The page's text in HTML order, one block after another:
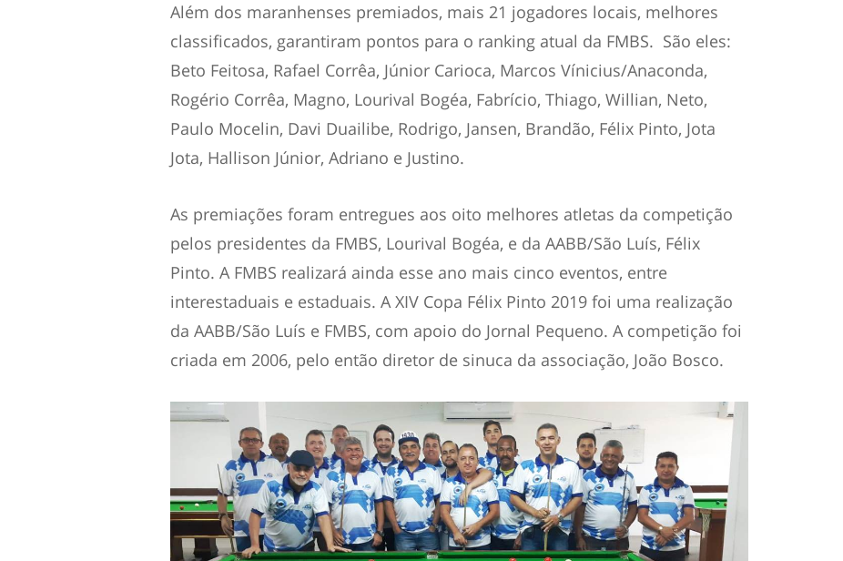
Além dos maranhenses premiados, mais 21 jogadores locais, melhores
classificados, garantiram pontos para o ranking atual da FMBS. São eles:
Beto Feitosa, Rafael Corrêa, Júnior Carioca, Marcos Vínicius/Anaconda,
Rogério Corrêa, Magno, Lourival Bogéa, Fabrício, Thiago, Willian, Neto,
Paulo Mocelin, Davi Duailibe, Rodrigo, Jansen, Brandão, Félix Pinto, Jota
Jota, Hallison Júnior, Adriano e Justino.
As premiações foram entregues aos oito melhores atletas da competição
pelos presidentes da FMBS, Lourival Bogéa, e da AABB/São Luís, Félix
Pinto. A FMBS realizará ainda esse ano mais cinco eventos, entre
interestaduais e estaduais. A XIV Copa Félix Pinto 2019 foi uma realização
da AABB/São Luís e FMBS, com apoio do Jornal Pequeno. A competição foi
criada em 2006, pelo então diretor de sinuca da associação, João Bosco.